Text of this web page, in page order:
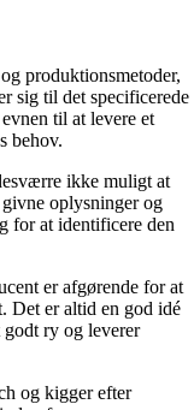
produktionsmetoder,
sig til det specificerede
til at levere et
behov.
ikke muligt at
oplysninger og
for at identificere den
er afgørende for at
Det er altid en god idé
godt ry og leverer
og kigger efter